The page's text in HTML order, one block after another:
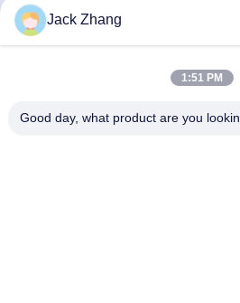
Jack Zhang
1:51 PM
Good day, what product are you